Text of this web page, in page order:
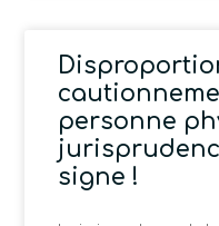
personne
signe !